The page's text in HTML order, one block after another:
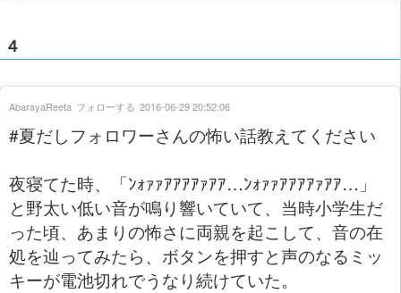
４
#夏だしフォロワーさんの怖い話教えてください
夜寝てた時、「ﾝｫｧｧｱｱｱｱｧｱｱ…ﾝｫｧｧｱｱｱｱｧｱｱ…」
と野太い低い音が鳴り響いていて、当時小学生だ
った頃、あまりの怖さに両親を起こして、音の在
処を辿ってみたら、ボタンを押すと声のなるミッ
キーが電池切れでうなり続けていた。
AbarayaReeta フォローする 2016-06-29 20:52:06